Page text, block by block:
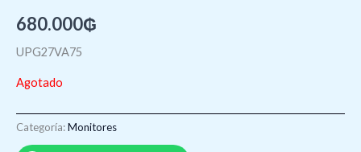
680.000₲
UPG27VA75
Agotado
Categoría:Monitores